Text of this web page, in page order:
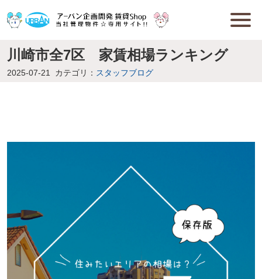
川崎市全7区 家賃相場ランキング
2025-07-21 カテゴリ： スタッフブログ